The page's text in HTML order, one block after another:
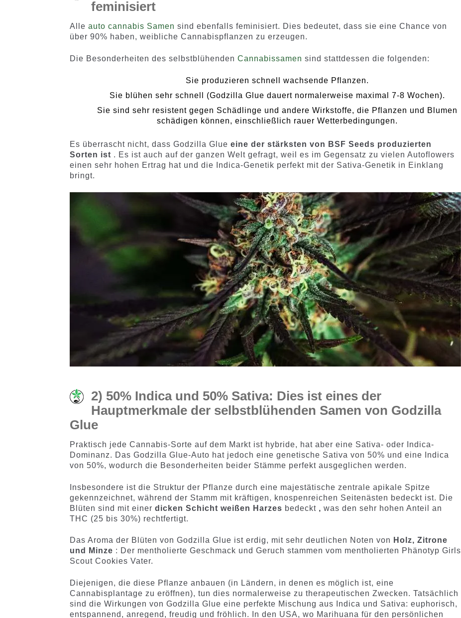
feminisiert
Alleauto cannabis Samen sind ebenfalls feminisiert. Dies bedeutet, dass sie eine Chance von
über 90% haben, weibliche Cannabispflanzen zu erzeugen.
Die Besonderheiten des selbstblühendenCannabissamensind stattdessen die folgenden:
Sie produzieren schnell wachsende Pflanzen.
Sie blühen sehr schnell (Godzilla Glue dauert normalerweise maximal 7-8 Wochen).
Sie sind sehr resistent gegen Schädlinge und andere Wirkstoffe, die Pflanzen und Blumen
schädigen können, einschließlich rauer Wetterbedingungen.
Es überrascht nicht, dass Godzilla Glueeine der stärksten von BSF Seeds produzierten
Sorten ist . Es ist auch auf der ganzen Welt gefragt, weil es im Gegensatz zu vielen Autoflowers
einen sehr hohen Ertrag hat und die Indica-Genetik perfekt mit der Sativa-Genetik in Einklang
bringt.
2) 50% Indica und 50% Sativa: Dies ist eines der
Hauptmerkmale der selbstblühenden Samen von Godzilla
Glue
Praktisch jede Cannabis-Sorte auf dem Markt ist hybride, hat aber eine Sativa- oder Indica-
Dominanz. Das Godzilla Glue-Auto hat jedoch eine genetische Sativa von 50% und eine Indica
von 50%, wodurch die Besonderheiten beider Stämme perfekt ausgeglichen werden.
Insbesondere ist die Struktur der Pflanze durch eine majestätische zentrale apikale Spitze
gekennzeichnet, während der Stamm mit kräftigen, knospenreichen Seitenästen bedeckt ist. Die
Blüten sind mit einerdicken Schicht weißen Harzes bedeckt , was den sehr hohen Anteil an
THC (25 bis 30%) rechtfertigt.
Das Aroma der Blüten von Godzilla Glue ist erdig, mit sehr deutlichen Noten von Holz, Zitrone
und Minze : Der mentholierte Geschmack und Geruch stammen vom mentholierten Phänotyp Girls
Scout Cookies Vater.
Diejenigen, die diese Pflanze anbauen (in Ländern, in denen es möglich ist, eine
Cannabisplantage zu eröffnen), tun dies normalerweise zu therapeutischen Zwecken. Tatsächlich
sind die Wirkungen von Godzilla Glue eine perfekte Mischung aus Indica und Sativa: euphorisch,
entspannend, anregend, freudig und fröhlich. In den USA, wo Marihuana für den persönlichen